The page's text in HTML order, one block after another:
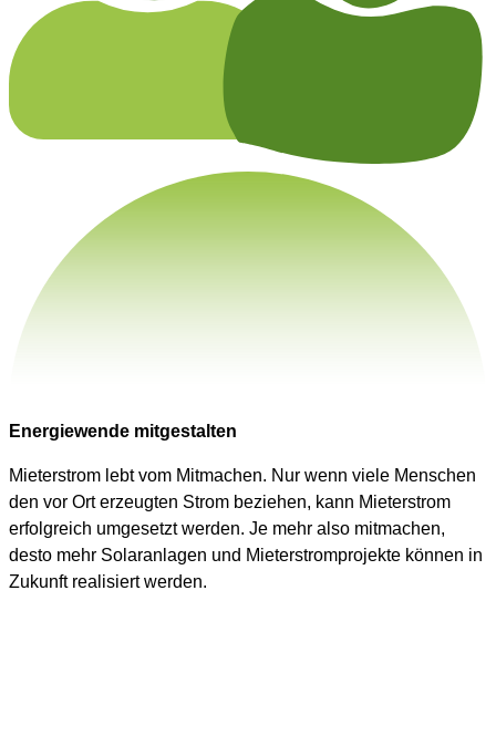
Energiewende mitgestalten
Mieterstrom lebt vom Mitmachen. Nur wenn viele Menschen
den vor Ort erzeugten Strom beziehen, kann Mieterstrom
erfolgreich umgesetzt werden. Je mehr also mitmachen,
desto mehr Solaranlagen und Mieterstromprojekte können in
Zukunft realisiert werden.